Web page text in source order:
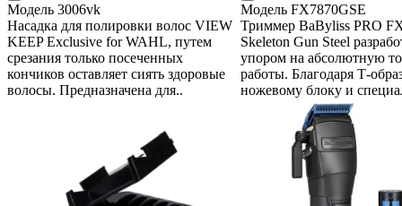
Модель 3006vk
Насадка для полировки волос VIEW
KEEP Exclusive for WAHL, путем
срезания только посеченных
кончиков оставляет сиять здоровые
волосы. Предназначена для..
Модель FX7870GSE
Триммер BaByliss PRO
Skeleton Gun Steel
упором на абсолютную
работы. Благодаря Т-
ножевому блоку и